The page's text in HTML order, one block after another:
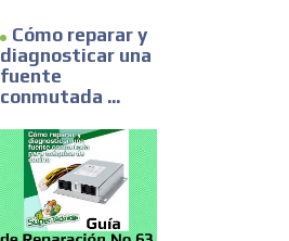
Cómo reparar y
diagnosticar una
fuente
conmutada ...